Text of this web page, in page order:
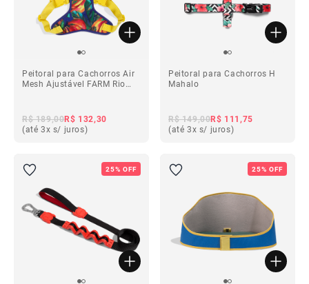
Peitoral para Cachorros Air
Mesh Ajustável FARM Rio
R$ 189,00R$ 132,30
(até 3x s/ juros)
Peitoral para Cachorros H
Mahalo
R$ 149,00R$ 111,75
(até 3x s/ juros)
25% OFF 25% OFF